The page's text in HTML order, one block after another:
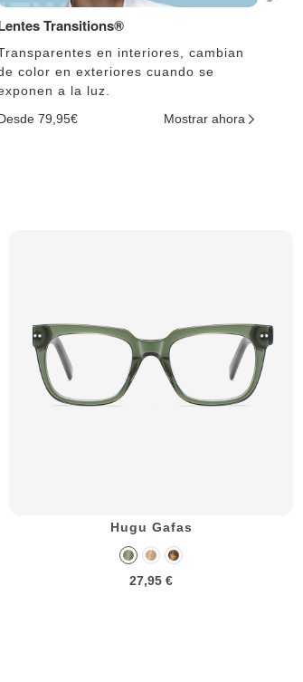
Transitions®
en interiores, cambian
color en exteriores cuando se
a la luz.
79,95€
Mostrar ahora
Hugu Gafas
27,95 €